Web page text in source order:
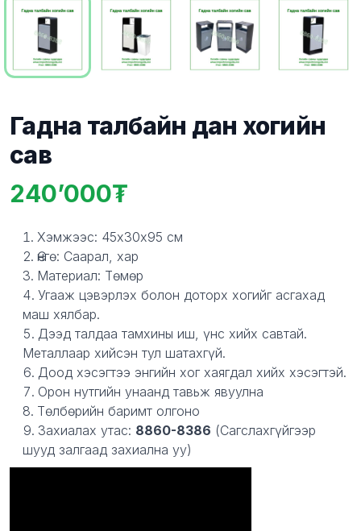
Гадна талбайн дан хогийн
сав
Product information
240’000
Description
Хэмжээс: 45х30х95 см
Өнгө: Саарал, хар
Материал: Төмөр
Угааж цэвэрлэх болон доторх хогийг асгахад
маш хялбар.
Дээд талдаа тамхины иш, үнс хийх савтай.
Металлаар хийсэн тул шатахгүй.
Доод хэсэгтээ энгийн хог хаягдал хийх хэсэгтэй.
Орон нутгийн унаанд тавьж явуулна
Төлбөрийн баримт олгоно
Захиалах утас: 8860-8386 (Сагслахгүйгээр
шууд залгаад захиална уу)